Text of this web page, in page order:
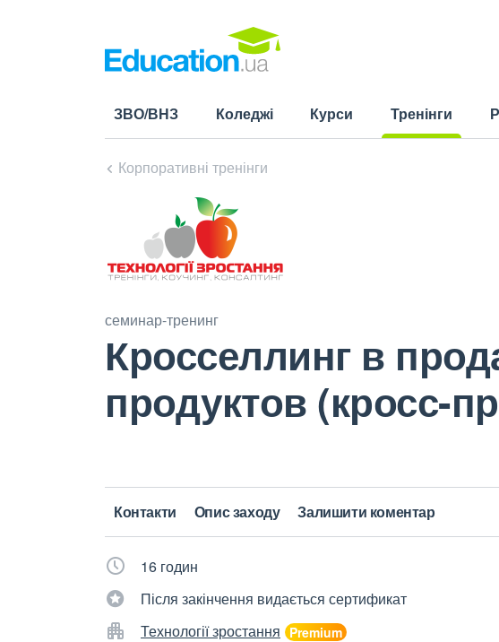
ЗВО/ВНЗ Коледжі Курси
Тренінги
Корпоративні тренінги
семинар-тренинг
Кросселлинг в
продуктов (кросс-
Контакти Опис заходу Залишити коментар
16 годин
Після закінчення видається сертификат
Технології зростання